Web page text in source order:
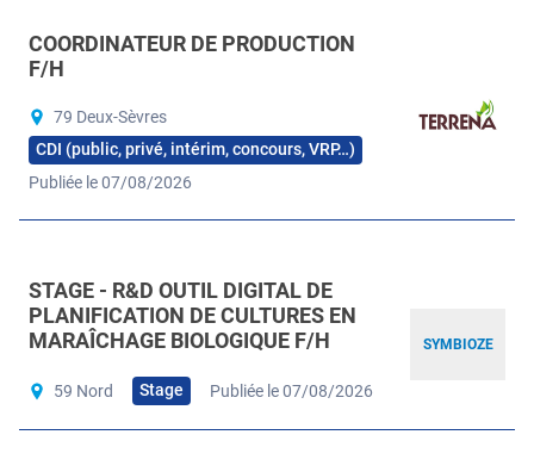
COORDINATEUR DE PRODUCTION
F/H
79 Deux-Sèvres
CDI (public, privé, intérim, concours, VRP…)
Publiée le 07/08/2026
SYMBIOZE
STAGE - R&D OUTIL DIGITAL DE
PLANIFICATION DE CULTURES EN
MARAÎCHAGE BIOLOGIQUE F/H
59 Nord Stage Publiée le 07/08/2026